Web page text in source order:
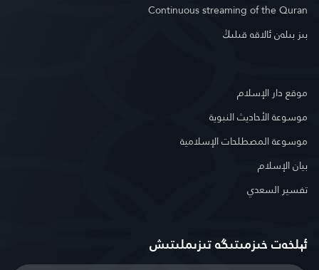
Continuous streaming of the Quran
بىز بىلەن ئالاقە قىلىڭ
موقع دار الإسلام
موسوعة الأحاديث النبوية
موسوعة المصطلحات الإسلامية
بيان الإسلام
تفسير السعدي
ئېلخەت خىزمىتىگە تىزىملىتىش